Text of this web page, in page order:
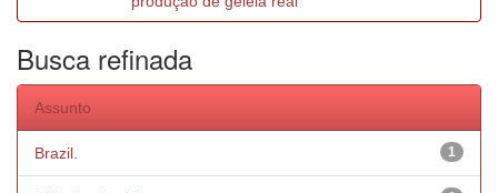
Busca refinada
Assunto
1
Brazil.